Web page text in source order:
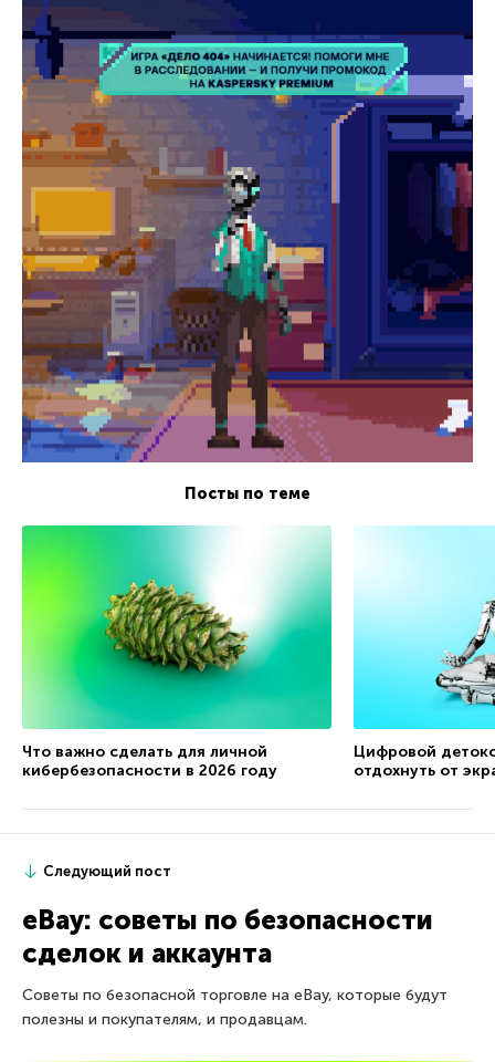
Посты по теме
Что важно сделать для личной
кибербезопасности в 2026 году
Цифровой
отдохнуть от
Следующий пост
eBay: советы по безопасности
сделок и аккаунта
Советы по безопасной торговле на eBay, которые будут
полезны и покупателям, и продавцам.